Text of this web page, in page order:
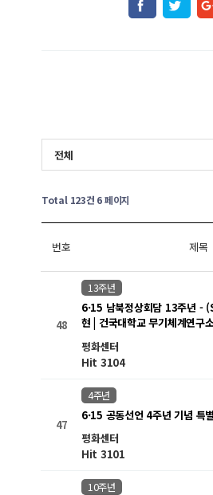
전체
Total 123건 6 페이지
번호 제목
48
13주년
6·15 남북정상회담 13주년 -
현 | 건국대학교 무기체계연구
평화센터
Hit 3104
47
4주년
6·15 공동선언 4주년 기념 특
평화센터
Hit 3101
10주년